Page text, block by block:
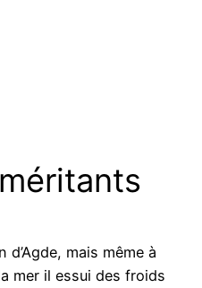
mais même à
mer il essui des froids